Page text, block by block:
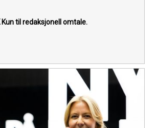
Kun til redaksjonell omtale.